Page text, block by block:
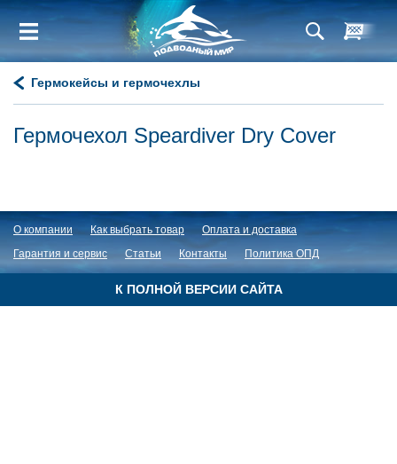
Гермокейсы и гермочехлы
Гермочехол Speardiver Dry Cover
О компании Как выбрать товар
Оплата и доставка
Гарантия и сервис
Статьи Контакты Политика ОПД
К ПОЛНОЙ ВЕРСИИ САЙТА